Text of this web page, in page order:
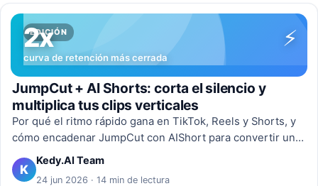
EDICIÓN ⚡
2x
curva de retención más cerrada
JumpCut + AI Shorts: corta el silencio y
multiplica tus clips verticales
Por qué el ritmo rápido gana en TikTok, Reels y Shorts, y
cómo encadenar JumpCut con AIShort para convertir un
vídeo largo en shorts verticales ya cortados,
reencuadrados y subtitulados.
K
Kedy.AI Team
24 jun 2026 · 14 min de lectura